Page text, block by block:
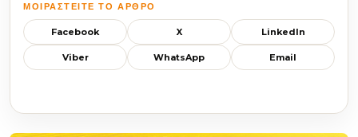
ΜΟΙΡΑΣΤΕΊΤΕ ΤΟ ΆΡΘΡΟ
Facebook X LinkedIn
Viber WhatsApp Email